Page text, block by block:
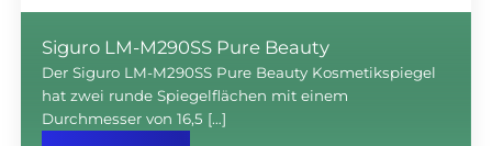
Siguro LM-M290SS Pure Beauty
Der Siguro LM-M290SS Pure Beauty Kosmetikspiegel
hat zwei runde Spiegelflächen mit einem
Durchmesser von 16,5 […]